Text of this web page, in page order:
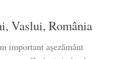
Vaslui, România
important așezământ